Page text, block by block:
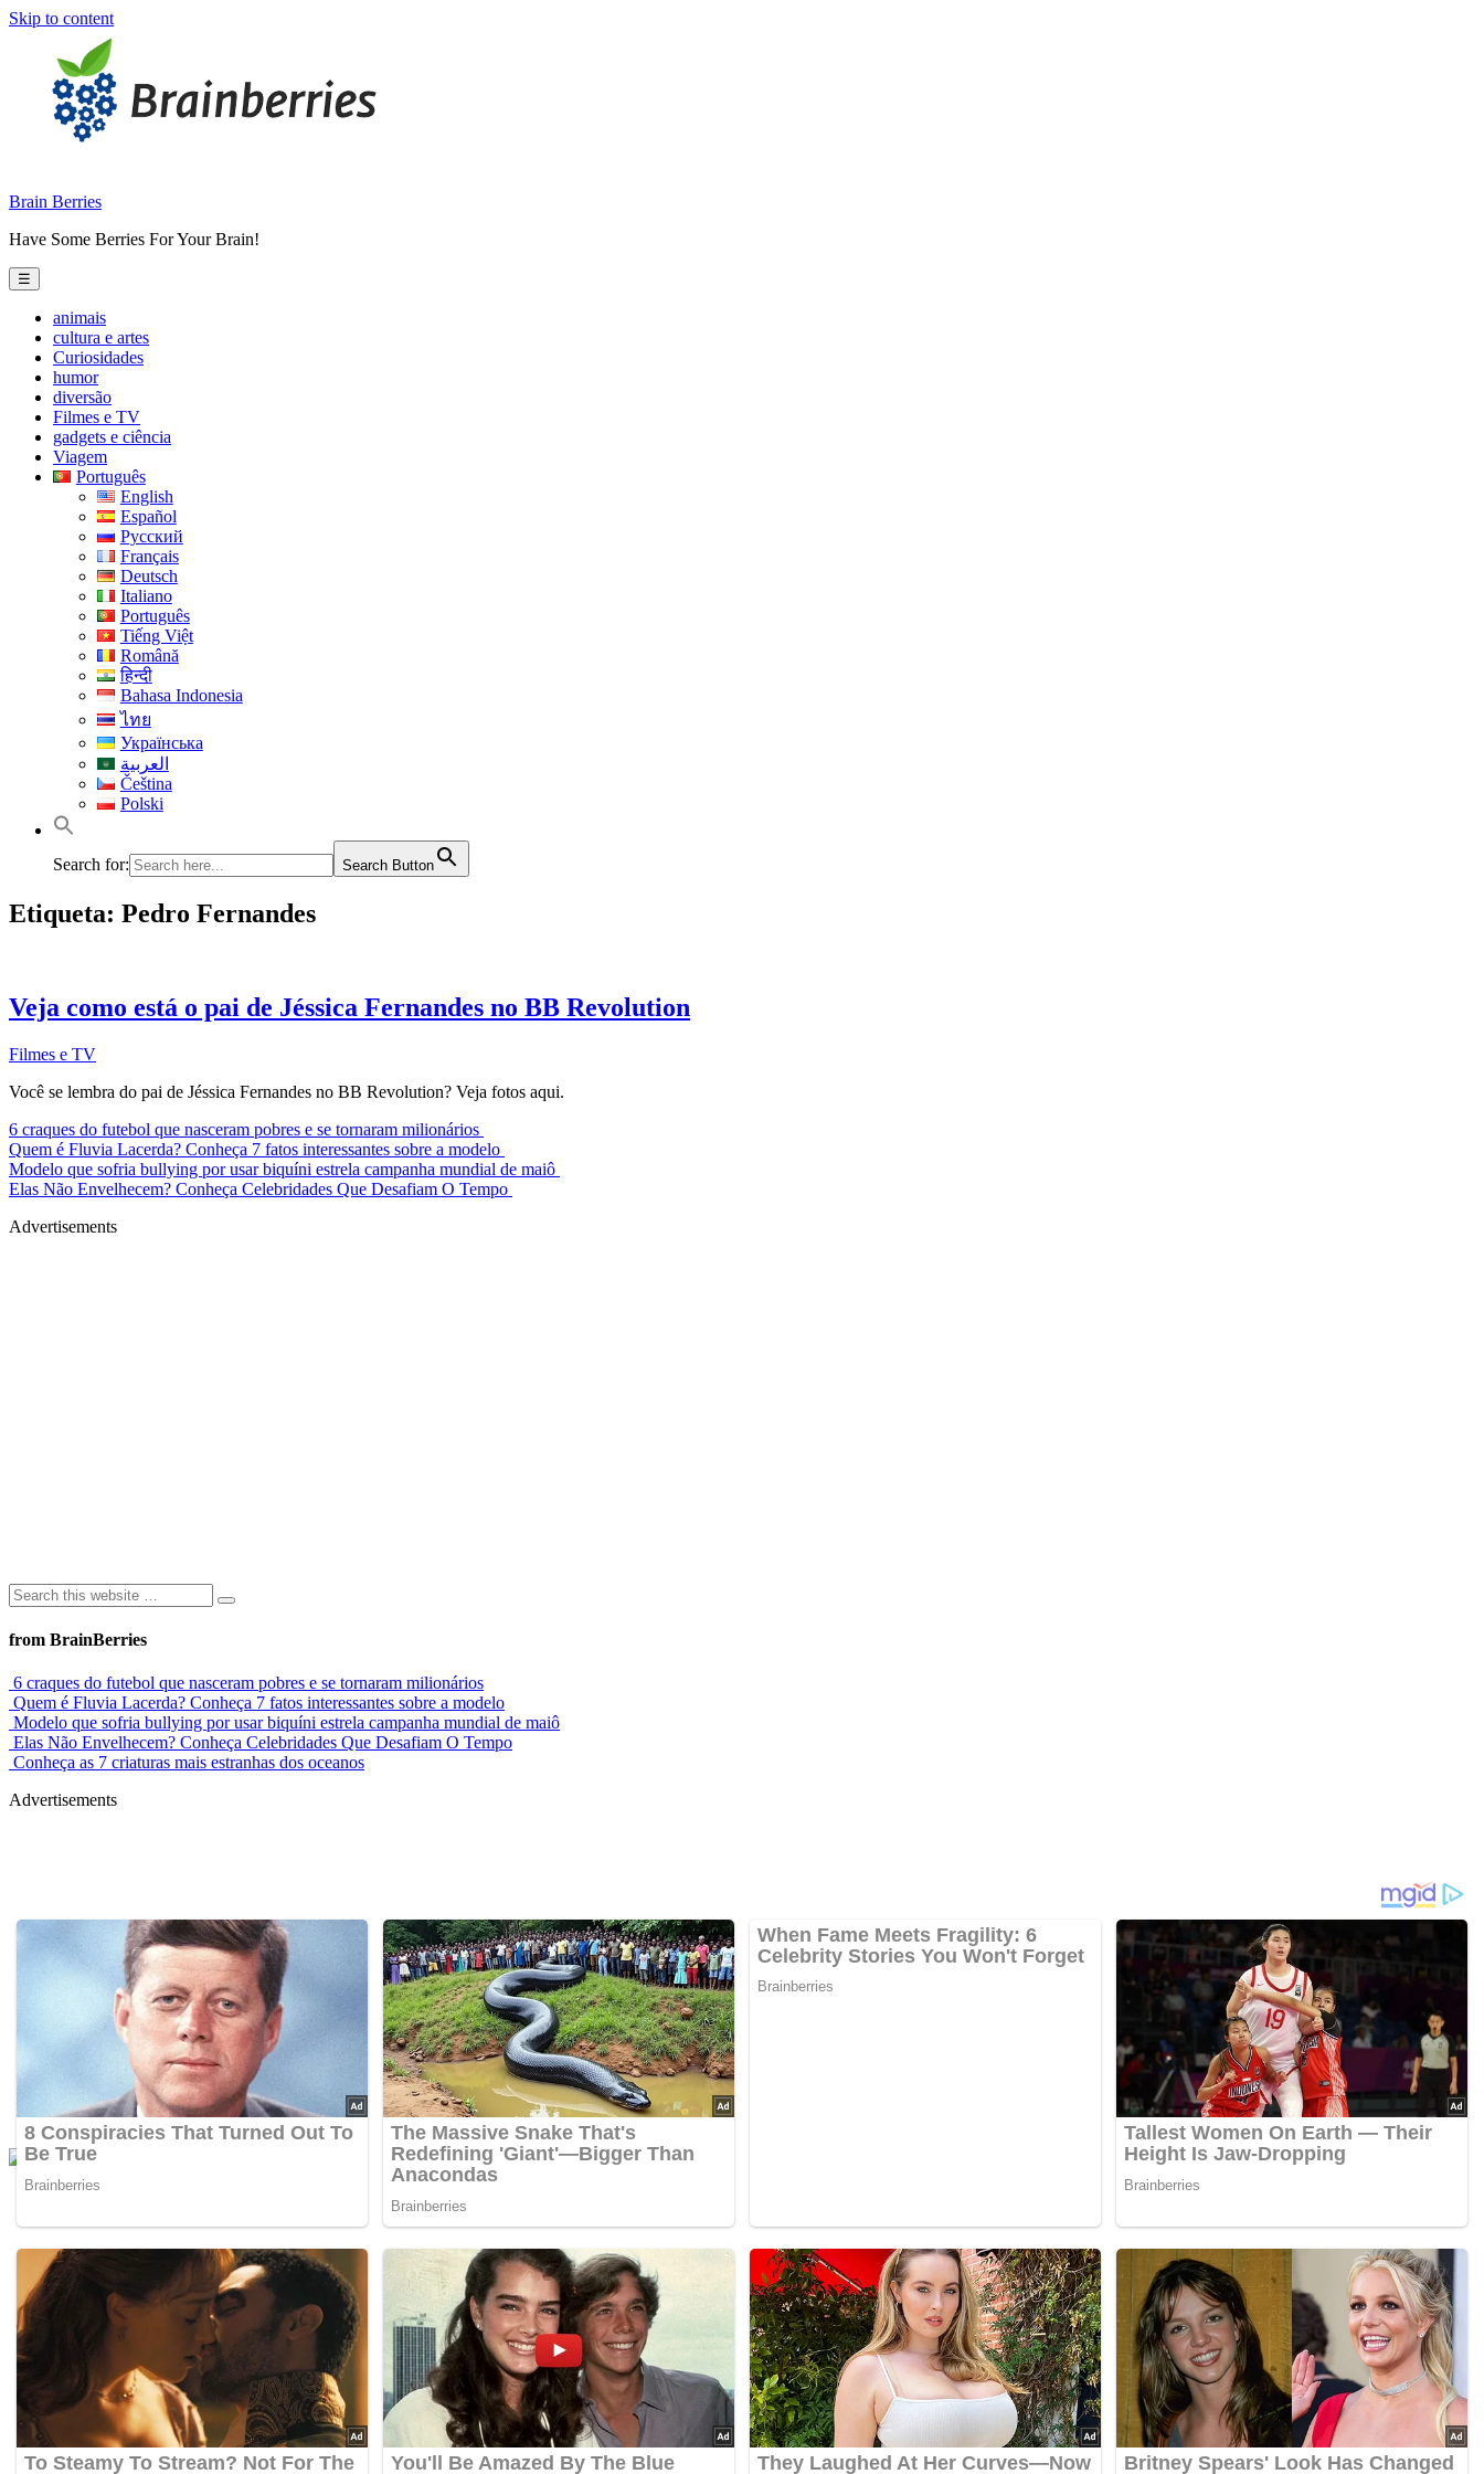
Skip to content
Brain Berries
Have Some Berries For Your Brain!
☰
animais
cultura e artes
Curiosidades
humor
diversão
Filmes e TV
gadgets e ciência
Viagem
Português
English
Español
Русский
Français
Deutsch
Italiano
Português
Tiếng Việt
Română
हिन्दी
Bahasa Indonesia
ไทย
Українська
العربية
Čeština
Polski
Search for: Search Button
Etiqueta: Pedro Fernandes
Veja como está o pai de Jéssica Fernandes no BB Revolution
Filmes e TV
Você se lembra do pai de Jéssica Fernandes no BB Revolution? Veja fotos aqui.
6 craques do futebol que nasceram pobres e se tornaram milionários
Quem é Fluvia Lacerda? Conheça 7 fatos interessantes sobre a modelo
Modelo que sofria bullying por usar biquíni estrela campanha mundial de maiô
Elas Não Envelhecem? Conheça Celebridades Que Desafiam O Tempo
Advertisements
from BrainBerries
6 craques do futebol que nasceram pobres e se tornaram milionários
Quem é Fluvia Lacerda? Conheça 7 fatos interessantes sobre a modelo
Modelo que sofria bullying por usar biquíni estrela campanha mundial de maiô
Elas Não Envelhecem? Conheça Celebridades Que Desafiam O Tempo
Conheça as 7 criaturas mais estranhas dos oceanos
Advertisements